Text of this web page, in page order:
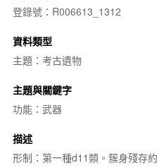
登錄號：R006613_1312
資料類型
主題：考古遺物
主題與關鍵字
功能：武器
描述
形制：第一種d11類。簇身殘存